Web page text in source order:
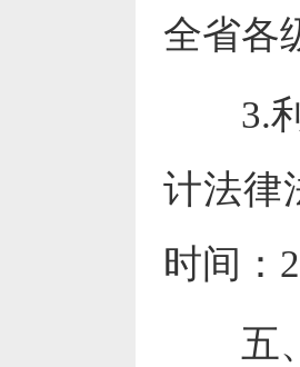
全省各
3.
计法律
时间：
五